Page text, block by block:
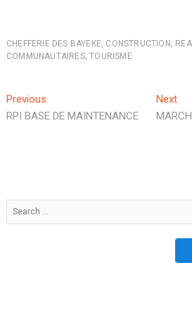
CHEFFERIE DES BAYEKE, CONSTRUCTION,
COMMUNAUTAIRES,TOURISME
Previous
RPI BASE DE MAINTENANCE
Next